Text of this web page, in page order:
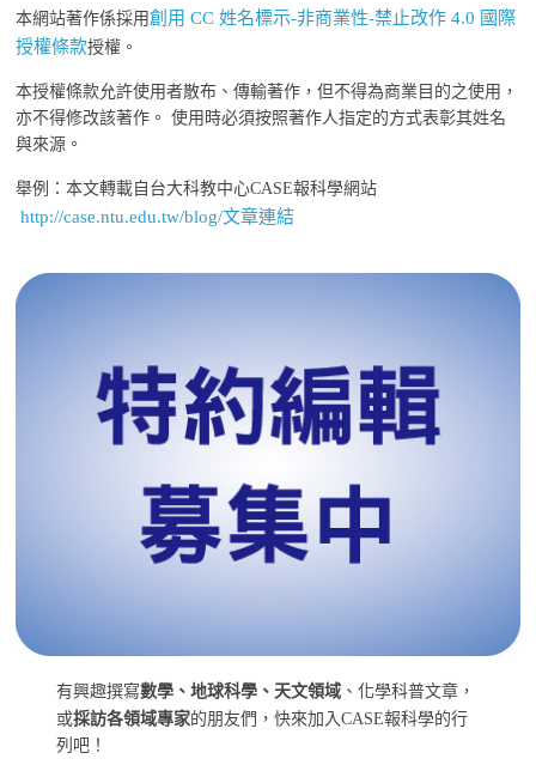
本網站著作係採用創用 CC 姓名標示-非商業性-禁止改作 4.0 國際
授權條款授權。
本授權條款允許使用者散布、傳輸著作，但不得為商業目的之使用，
亦不得修改該著作。 使用時必須按照著作人指定的方式表彰其姓名
與來源。
舉例：本文轉載自台大科教中心CASE報科學網站
http://case.ntu.edu.tw/blog/文章連結
有興趣撰寫數學、地球科學、天文領域 、化學科普文章，
或採訪各領域專家的朋友們，快來加入CASE報科學的行
列吧！